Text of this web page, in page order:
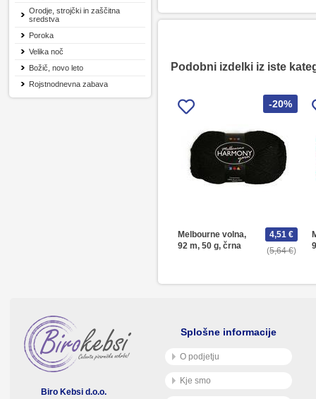
Orodje, strojčki in zaščitna
sredstva
Poroka
Velika noč
Božič, novo leto
Rojstnodnevna zabava
Podobni izdelki iz iste
-20%
Melbourne volna,
92 m, 50 g, črna
5,64 €
4,51 €
Biro Kebsi d.o.o.
Splošne informacije
O podjetju
Kje smo